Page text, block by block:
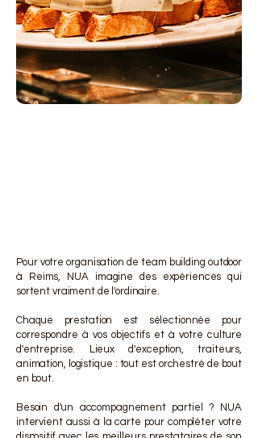
Pour votre organisation de team building outdoor
à Reims, NUA imagine des expériences qui
sortent vraiment de l'ordinaire.
Chaque prestation est sélectionnée pour
correspondre à vos objectifs et à votre culture
d'entreprise. Lieux d'exception, traiteurs,
animation, logistique : tout est orchestré de bout
en bout.
Besoin d'un accompagnement partiel ? NUA
intervient aussi à la carte pour compléter votre